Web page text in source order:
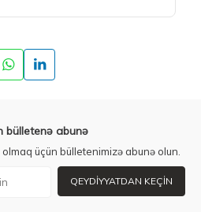
bülletenə abunə
üçün bülletenimizə abunə olun.
QEYDIYYATDAN KEÇIN